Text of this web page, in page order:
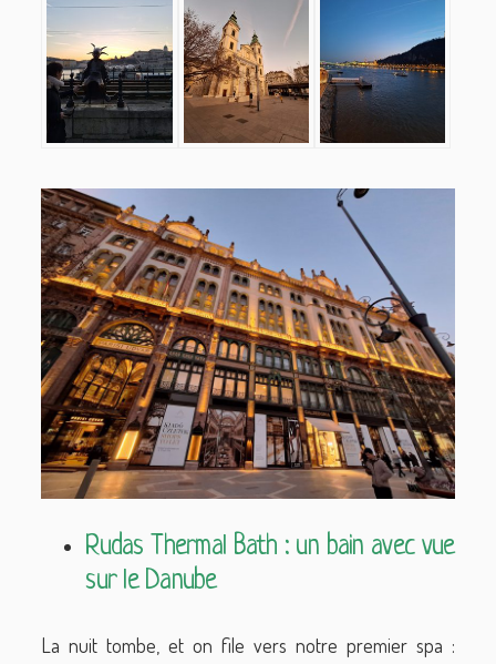
Rudas Thermal Bath : un bain avec vue
sur le Danube
La nuit tombe, et on file vers notre premier spa :